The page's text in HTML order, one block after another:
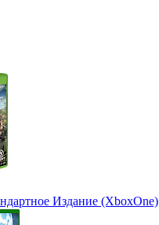
Издание (XboxOne)